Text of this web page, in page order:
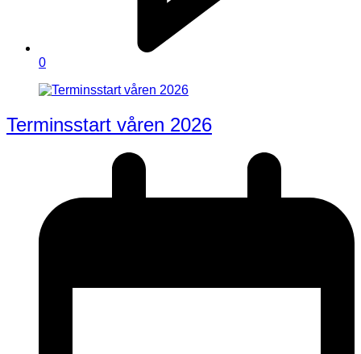
0
Terminsstart våren 2026